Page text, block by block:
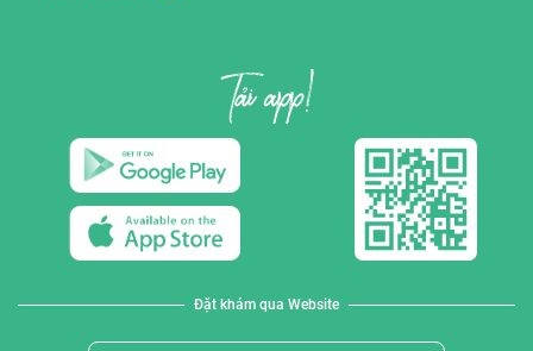
Đặt khám qua Website